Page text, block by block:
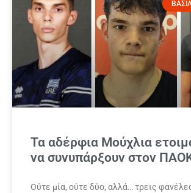
Τα αδέρφια Μούχλια
να συνυπάρξουν στον
Ούτε μία, ούτε δύο, αλλά… τρεις